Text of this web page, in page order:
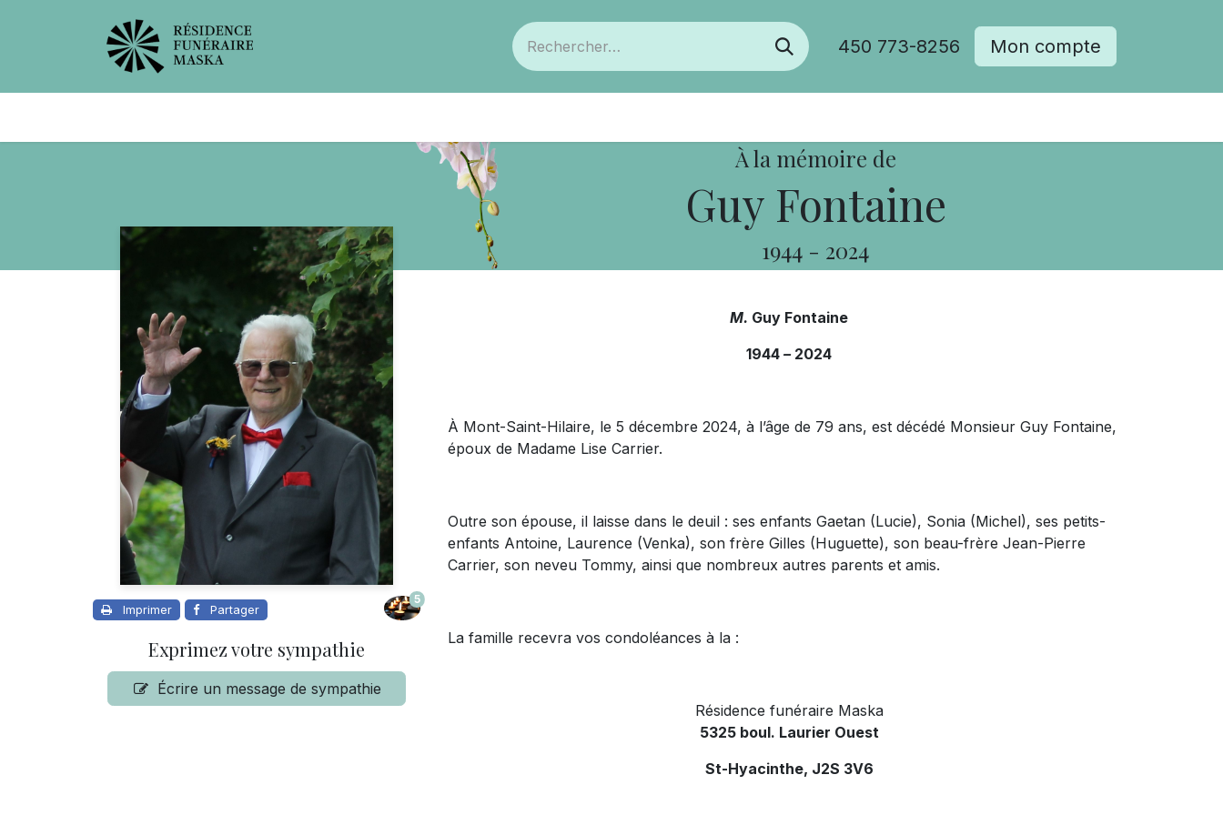
450 773-8256 Mon compte
À la mémoire de
Guy Fontaine
1944 - 2024
Imprimer Partager
5
Exprimez votre sympathie
Écrire un message de sympathie
M. Guy Fontaine
1944 – 2024
À Mont-Saint-Hilaire, le 5 décembre 2024, à l’âge de 79 ans, est décédé Monsieur Guy Fontaine,
époux de Madame Lise Carrier.
Outre son épouse, il laisse dans le deuil : ses enfants Gaetan (Lucie), Sonia (Michel), ses petits-
enfants Antoine, Laurence (Venka), son frère Gilles (Huguette), son beau-frère Jean-Pierre
Carrier, son neveu Tommy, ainsi que nombreux autres parents et amis.
La famille recevra vos condoléances à la :
Résidence funéraire Maska
5325 boul. Laurier Ouest
St-Hyacinthe, J2S 3V6